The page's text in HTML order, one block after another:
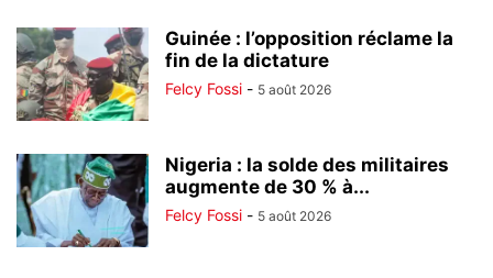
Guinée : l’opposition réclame la
fin de la dictature
Felcy Fossi - 5 août 2026
Nigeria : la solde des militaires
augmente de 30 % à...
Felcy Fossi - 5 août 2026